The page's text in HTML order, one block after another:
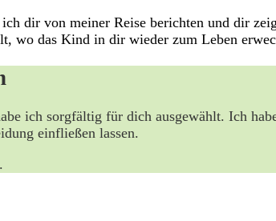
dir von meiner Reise berichten und dir
wo das Kind in dir wieder zum Leben
ich sorgfältig für dich ausgewählt. Ich
einfließen lassen.